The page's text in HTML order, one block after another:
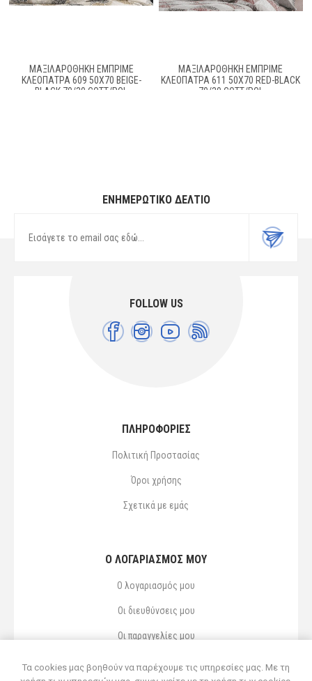
ΜΑΞΙΛΑΡΟΘΉΚΗ ΕΜΠΡΙΜΈ
ΚΛΕΟΠΆΤΡΑ 609 50X70 BEIGE-
BLACK 70/30 COTT/POL
ΜΑΞΙΛΑΡΟΘΉΚΗ ΕΜΠΡΙΜΈ
ΚΛΕΟΠΆΤΡΑ 611 50X70 RED-BLACK
70/30 COTT/POL
ΕΝΗΜΕΡΩΤΙΚΌ ΔΕΛΤΊΟ
FOLLOW US
ΠΛΗΡΟΦΟΡΙΕΣ
Πολιτική Προστασίας
Όροι χρήσης
Σχετικά με εμάς
Ο ΛΟΓΑΡΙΑΣΜΌΣ ΜΟΥ
Ο λογαριασμός μου
Οι διευθύνσεις μου
Οι παραγγελίες μου
Τα cookies μας βοηθούν να παρέχουμε τις υπηρεσίες μας. Με τη